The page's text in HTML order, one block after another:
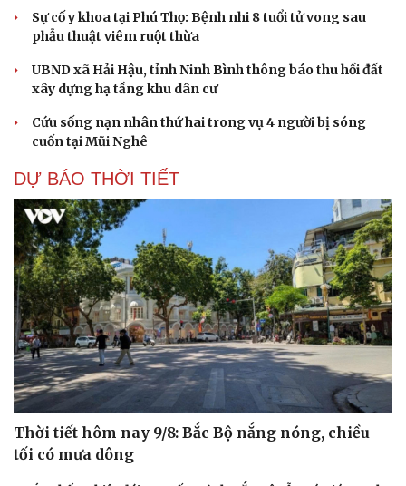
Sự cố y khoa tại Phú Thọ: Bệnh nhi 8 tuổi tử vong sau
phẫu thuật viêm ruột thừa
UBND xã Hải Hậu, tỉnh Ninh Bình thông báo thu hồi đất
xây dựng hạ tầng khu dân cư
Cứu sống nạn nhân thứ hai trong vụ 4 người bị sóng
cuốn tại Mũi Nghê
DỰ BÁO THỜI TIẾT
Thời tiết hôm nay 9/8: Bắc Bộ nắng nóng, chiều
tối có mưa dông